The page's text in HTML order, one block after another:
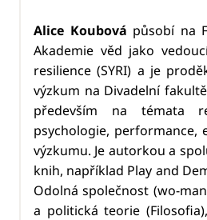
Alice Koubová působí na
Akademie věd jako
resilience (SYRI) a je
výzkum na Divadelní
především na témata
psychologie, performance,
výzkumu. Je autorkou a
knih, například Play and
Odolná společnost (wo-
a politická teorie